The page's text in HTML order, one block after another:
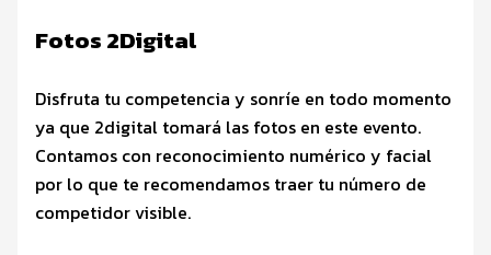
Fotos 2Digital
Disfruta tu competencia y sonríe en todo momento
ya que 2digital tomará las fotos en este evento.
Contamos con reconocimiento numérico y facial
por lo que te recomendamos traer tu número de
competidor visible.